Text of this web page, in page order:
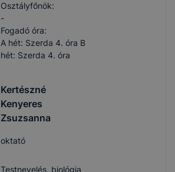
Osztályfőnök:
-
Fogadó óra:
A hét: Szerda 4. óra B
hét: Szerda 4. óra
Kertészné
Kenyeres
Zsuzsanna
oktató
Testnevelés, biológia